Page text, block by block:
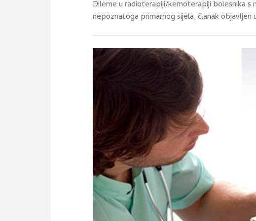
Dileme u radioterapiji/kemoterapiji bolesnika
nepoznatoga primarnog sijela, članak objavljen